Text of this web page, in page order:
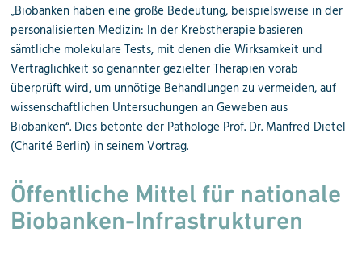
„Biobanken haben eine große Bedeutung, beispielsweise in der
personalisierten Medizin: In der Krebstherapie basieren
sämtliche molekulare Tests, mit denen die Wirksamkeit und
Verträglichkeit so genannter gezielter Therapien vorab
überprüft wird, um unnötige Behandlungen zu vermeiden, auf
wissenschaftlichen Untersuchungen an Geweben aus
Biobanken“. Dies betonte der Pathologe Prof. Dr. Manfred Dietel
(Charité Berlin) in seinem Vortrag.
Öffentliche Mittel für nationale
Biobanken-Infrastrukturen